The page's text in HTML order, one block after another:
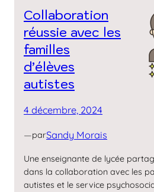
Collaboration
réussie avec les
familles
d’élèves
autistes
4 décembre, 2024
—parSandy Morais
Une enseignante de lycée
dans la collaboration avec les
autistes et le service